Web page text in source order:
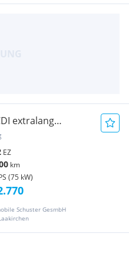
extralang
EZ
km
(75 kW)
Schuster GesmbH